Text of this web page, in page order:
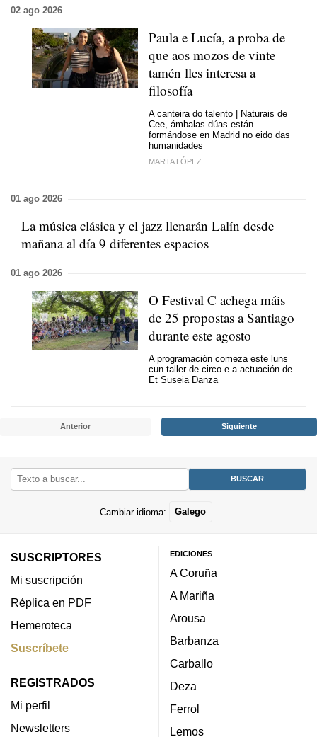
02 ago 2026
Paula e Lucía, a proba de
que aos mozos de vinte
tamén lles interesa a
filosofía
A canteira do talento | Naturais de
Cee, ámbalas dúas están
formándose en Madrid no eido das
humanidades
MARTA LÓPEZ
01 ago 2026
La música clásica y el jazz llenarán Lalín desde
mañana al día 9 diferentes espacios
01 ago 2026
O Festival C achega máis
de 25 propostas a Santiago
durante este agosto
A programación comeza este luns
cun taller de circo e a actuación de
Et Suseia Danza
Anterior Siguiente
Cambiar idioma: Galego
SUSCRIPTORES
Mi suscripción
Réplica en PDF
Hemeroteca
Suscríbete
REGISTRADOS
Mi perfil
Newsletters
EDICIONES
A Coruña
A Mariña
Arousa
Barbanza
Carballo
Deza
Ferrol
Lemos